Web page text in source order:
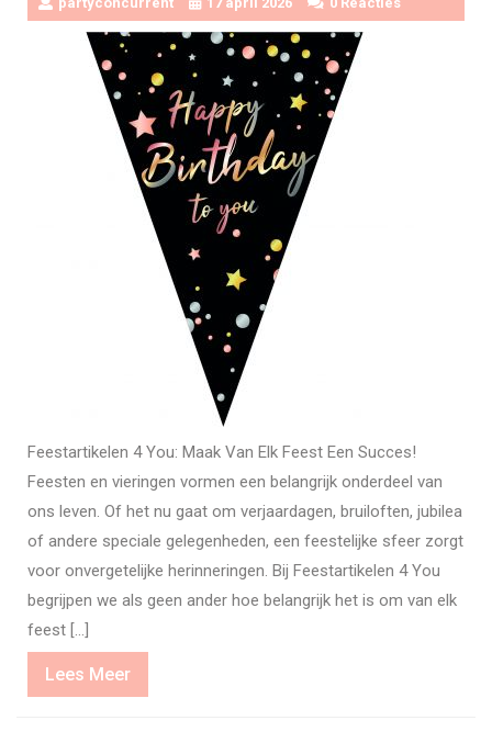
Feestartikelen 4 You: Maak Van Elk Feest Een Succes!
Feesten en vieringen vormen een belangrijk onderdeel van
ons leven. Of het nu gaat om verjaardagen, bruiloften, jubilea
of andere speciale gelegenheden, een feestelijke sfeer zorgt
voor onvergetelijke herinneringen. Bij Feestartikelen 4 You
begrijpen we als geen ander hoe belangrijk het is om van elk
feest […]
Lees MeerLees
Meer